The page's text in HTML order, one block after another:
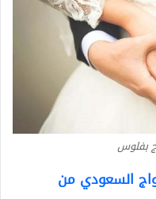
بفلوس
السعودي من